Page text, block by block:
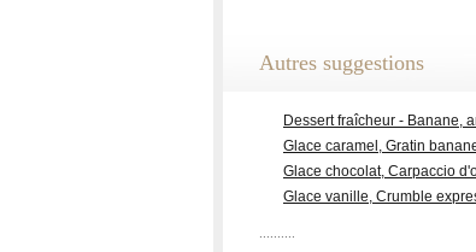
Autres suggestions
Dessert fraîcheur - Banane,
Glace caramel, Gratin
Glace chocolat, Carpaccio
Glace vanille, Crumble